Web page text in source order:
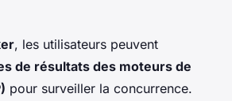
, les utilisateurs peuvent
de résultats des moteurs de
pour surveiller la concurrence.